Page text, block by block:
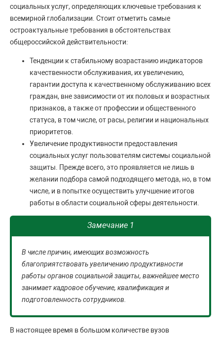
социальных услуг, определяющих ключевые требования к
всемирной глобализации. Стоит отметить самые
остроактуальные требования в обстоятельствах
общероссийской действительности:
Тенденции к стабильному возрастанию индикаторов
качественности обслуживания, их увеличению,
гарантии доступа к качественному обслуживанию всех
граждан, вне зависимости от их половых и возрастных
признаков, а также от профессии и общественного
статуса, в том числе, от расы, религии и национальных
приоритетов.
Увеличение продуктивности предоставления
социальных услуг пользователям системы социальной
защиты. Прежде всего, это проявляется не лишь в
желании подбора самой подходящего метода, но, в том
числе, и в попытке осуществить улучшение итогов
работы в области социальной сферы деятельности.
Замечание 1
В числе причин, имеющих возможность
благоприятствовать увеличению продуктивности
работы органов социальной защиты, важнейшее место
занимает кадровое обучение, квалификация и
подготовленность сотрудников.
В настоящее время в большом количестве вузов